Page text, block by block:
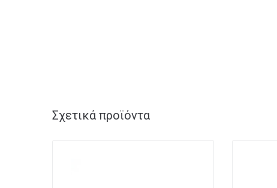
Σχετικά προϊόντα